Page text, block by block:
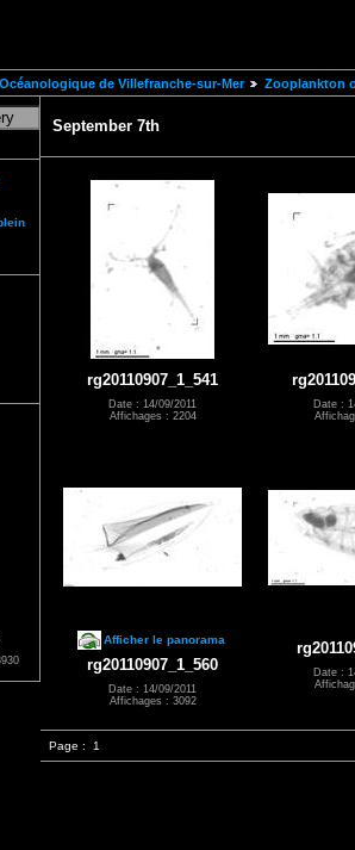
de Villefranche-sur-Mer Zooplankton
September 7th
rg20110907_1_541
Date : 14/09/2011
Affichages : 2204
Date :
Afficher le panorama
rg20110907_1_560
Date : 14/09/2011
Affichages : 3092
Date :
Page : 1